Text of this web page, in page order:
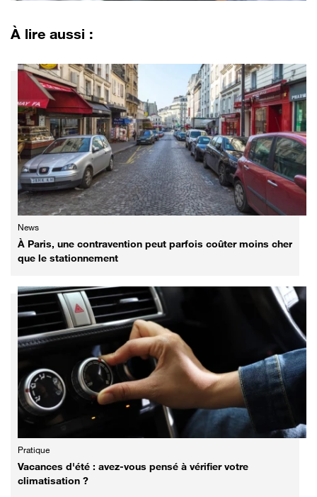
À lire aussi :
News
À Paris, une contravention peut parfois coûter moins cher
que le stationnement
Pratique
Vacances d'été : avez-vous pensé à vérifier votre
climatisation ?